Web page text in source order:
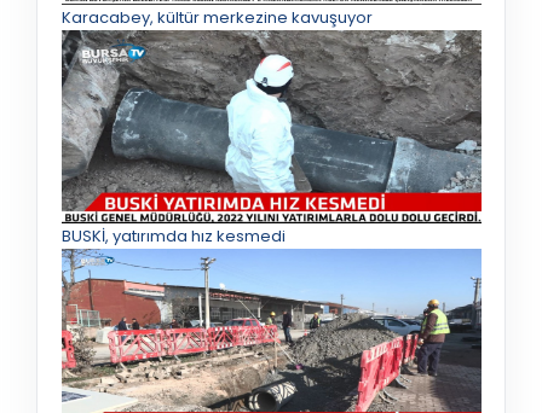
Karacabey, kültür merkezine kavuşuyor
BUSKİ, yatırımda hız kesmedi